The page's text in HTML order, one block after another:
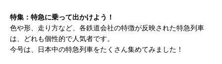
特集：特急に乗って出かけよう！
色や形、走り方など、各鉄道会社の特徴が反映された特急列車
は、どれも個性的で人気者です。
今号は、日本中の特急列車をたくさん集めてみました！